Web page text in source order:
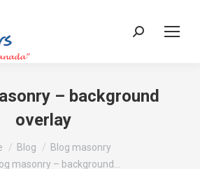
Search:
– background
overlay
Blog
Blog masonry
masonry – background…